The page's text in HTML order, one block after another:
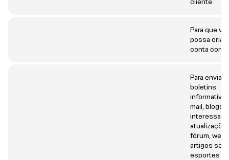
cliente.
Para que
possa criar
conta
Para enviar
boletins
mail, blogs
fórum,
artigos
esportes e